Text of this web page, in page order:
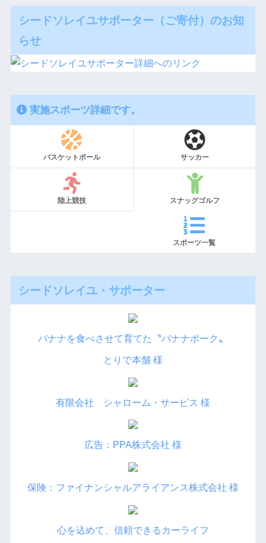
シードソレイユサポーター（ご寄付）のお知
らせ
実施スポーツ詳細です。
バスケットボール サッカー
陸上競技 スナッグゴルフ
スポーツ一覧
シードソレイユ・サポーター
バナナを食べさせて育てた〝バナナポーク〟
とりで本舗 様
有限会社 シャローム・サービス 様
広告：PPA株式会社 様
保険：ファイナンシャルアライアンス株式会社 様
心を込めて、信頼できるカーライフ